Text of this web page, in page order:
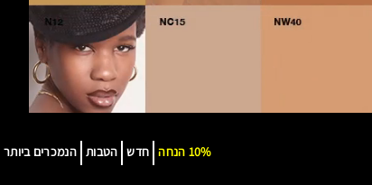
הנמכרים ביותר הטבות חדש 10% הנחה